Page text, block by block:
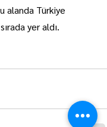
alanda Türkiye
yer aldı.